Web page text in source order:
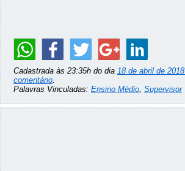
Cadastrada às 23:35h do dia 18 de abril de 2018
comentário.
Palavras Vinculadas: Ensino Médio, Supervisor